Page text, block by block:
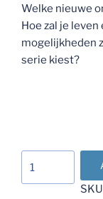
Welke nieuwe
Hoe zal je
mogelijkheden
serie kiest?
Pull